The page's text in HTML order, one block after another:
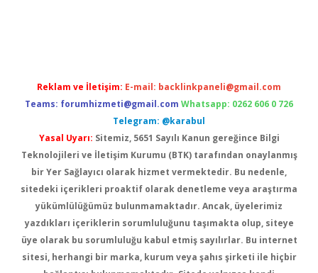
Reklam ve İletişim: E-mail: backlinkpaneli@gmail.com
Teams: forumhizmeti@gmail.com Whatsapp: 0262 606 0 726
Telegram: @karabul
Yasal Uyarı: Sitemiz, 5651 Sayılı Kanun gereğince Bilgi
Teknolojileri ve İletişim Kurumu (BTK) tarafından onaylanmış
bir Yer Sağlayıcı olarak hizmet vermektedir. Bu nedenle,
sitedeki içerikleri proaktif olarak denetleme veya araştırma
yükümlülüğümüz bulunmamaktadır. Ancak, üyelerimiz
yazdıkları içeriklerin sorumluluğunu taşımakta olup, siteye
üye olarak bu sorumluluğu kabul etmiş sayılırlar. Bu internet
sitesi, herhangi bir marka, kurum veya şahıs şirketi ile hiçbir